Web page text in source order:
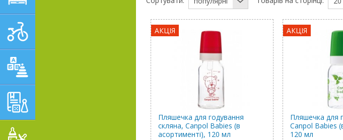
АКЦІЯ
Пляшечка для годування
скляна, Canpol Babies (в
асортименті), 120 мл
АКЦІЯ
Пляшечка для
Canpol Babies
120 мл